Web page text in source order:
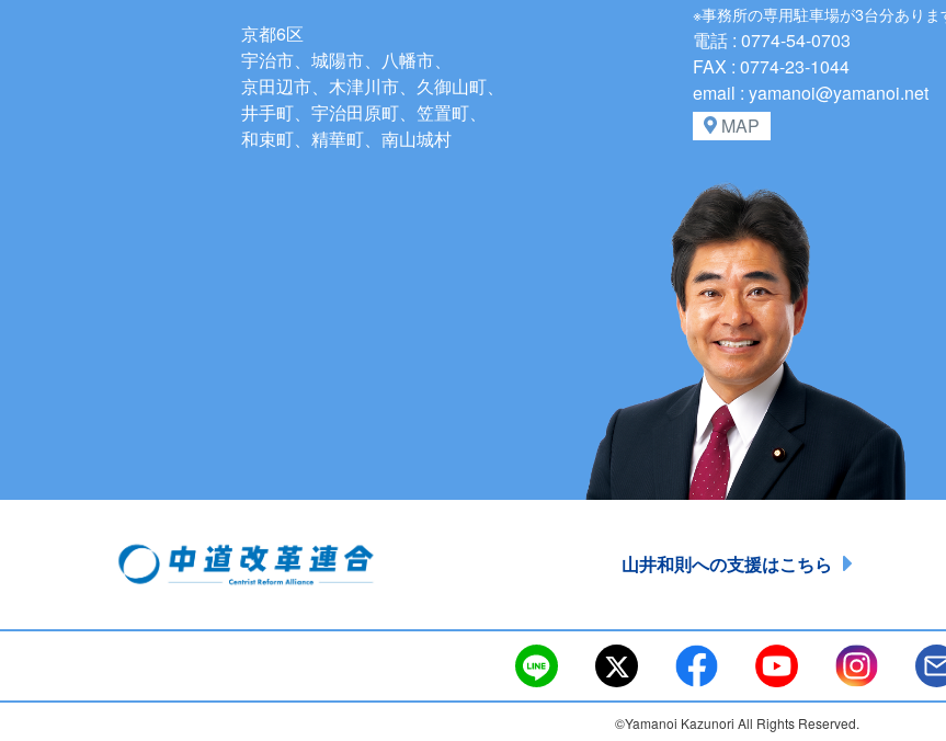
京都6区
宇治市、城陽市、八幡市、
京田辺市、木津川市、久御山町、
井手町、宇治田原町、笠置町、
和束町、精華町、南山城村
※事務所の専用駐車場が3台分ありま
電話 : 0774-54-0703
FAX : 0774-23-1044
email : yamanoi@yamanoi.net
MAP
山井和則への支援はこちら
©Yamanoi Kazunori All Rights Reserved.